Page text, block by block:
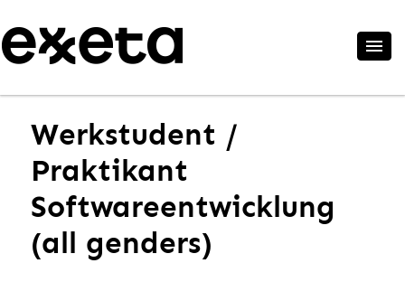
Werkstudent /
Praktikant
Softwareentwicklung
(all genders)